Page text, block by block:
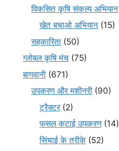
विकसित कृषि संकल्प अभियान
खेत बचाओ अभियान (15)
सहकारिता (50)
ग्लोबल कृषि मंच (75)
बागवानी (671)
उपकरण और मशीनरी (90)
ट्रैक्टर(2)
फसल कटाई उपकरण(14)
सिंचाई के तरीके (52)